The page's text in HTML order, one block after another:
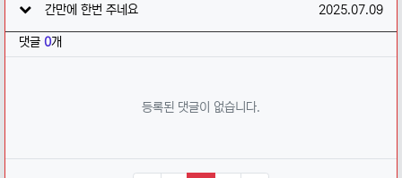
간만에 한번 주네요 작성일
2025.07.09
댓글 0개
등록된 댓글이 없습니다.